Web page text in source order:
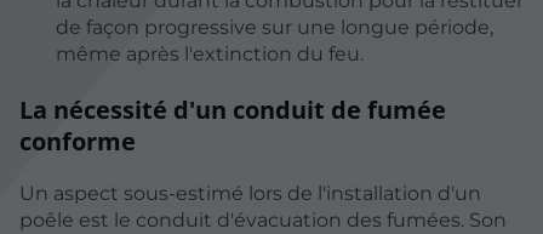
de façon progressive sur une longue période,
même après l'extinction du feu.
La nécessité d'un conduit de fumée
conforme
Un aspect sous-estimé lors de l'installation d'un
poêle est le conduit d'évacuation des fumées. Son